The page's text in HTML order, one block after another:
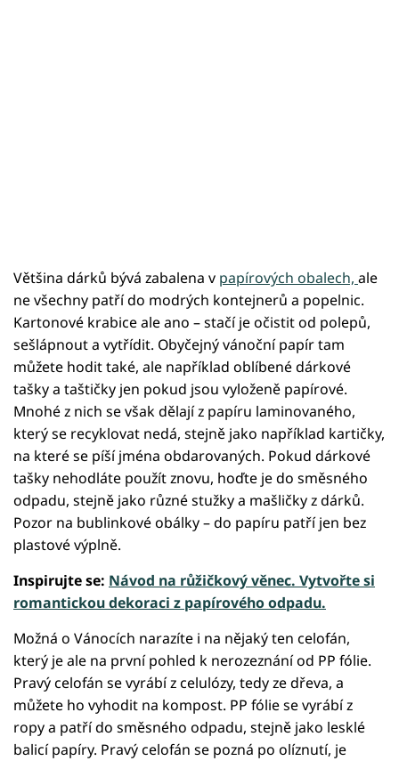
Většina dárků bývá zabalena v papírových obalech, ale
ne všechny patří do modrých kontejnerů a popelnic.
Kartonové krabice ale ano – stačí je očistit od polepů,
sešlápnout a vytřídit. Obyčejný vánoční papír tam
můžete hodit také, ale například oblíbené dárkové
tašky a taštičky jen pokud jsou vyloženě papírové.
Mnohé z nich se však dělají z papíru laminovaného,
který se recyklovat nedá, stejně jako například kartičky,
na které se píší jména obdarovaných. Pokud dárkové
tašky nehodláte použít znovu, hoďte je do směsného
odpadu, stejně jako různé stužky a mašličky z dárků.
Pozor na bublinkové obálky – do papíru patří jen bez
plastové výplně.
Inspirujte se: Návod na růžičkový věnec. Vytvořte si
romantickou dekoraci z papírového odpadu.
Možná o Vánocích narazíte i na nějaký ten celofán,
který je ale na první pohled k nerozeznání od PP fólie.
Pravý celofán se vyrábí z celulózy, tedy ze dřeva, a
můžete ho vyhodit na kompost. PP fólie se vyrábí z
ropy a patří do směsného odpadu, stejně jako lesklé
balicí papíry. Pravý celofán se pozná po olíznutí, je